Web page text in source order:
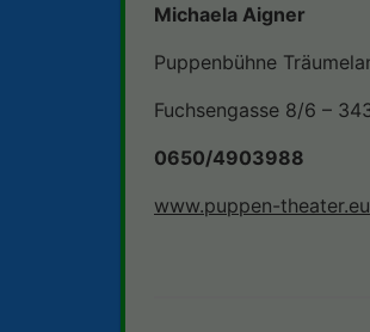
Michaela Aigner
Puppenbühne
Fuchsengasse 8/6 –
0650/4903988
www.puppen-theater.eu